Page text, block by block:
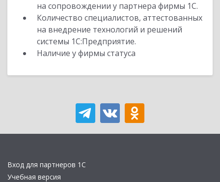
на сопровождении у партнера фирмы 1С.
Количество специалистов, аттестованных
на внедрение технологий и решений
системы 1С:Предприятие.
Наличие у фирмы статуса
Вход для партнеров 1С
Учебная версия